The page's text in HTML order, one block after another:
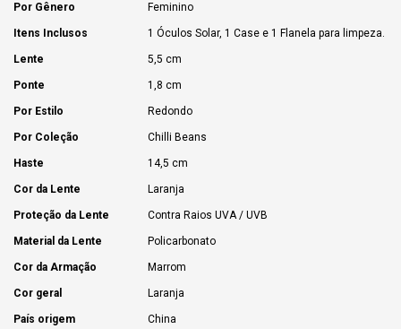
Por Gênero Feminino
Itens Inclusos 1 Óculos Solar, 1 Case e 1 Flanela para limpeza.
Lente 5,5 cm
Ponte 1,8 cm
Por Estilo Redondo
Por Coleção Chilli Beans
Haste 14,5 cm
Cor da Lente Laranja
Proteção da Lente Contra Raios UVA / UVB
Material da Lente Policarbonato
Cor da Armação Marrom
Cor geral Laranja
País origem China